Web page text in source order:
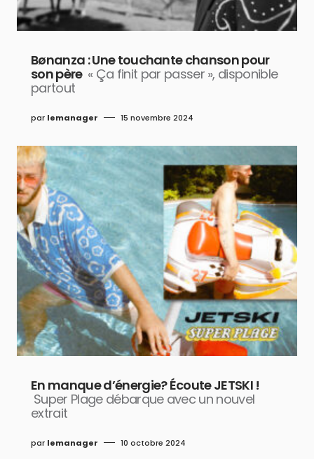
Bønanza : Une touchante chanson pour
son père « Ça finit par passer », disponible
partout
par lemanager 15 novembre 2024
En manque d’énergie? Écoute JETSKI !
Super Plage débarque avec un nouvel
extrait
par lemanager 10 octobre 2024